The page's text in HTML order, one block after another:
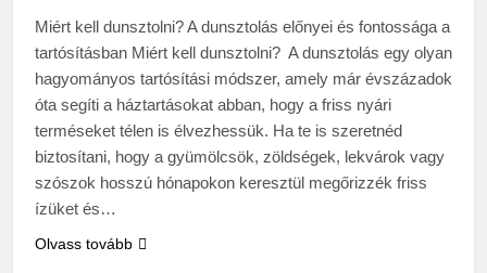
Miért kell dunsztolni? A dunsztolás előnyei és fontossága a
tartósításban Miért kell dunsztolni? A dunsztolás egy olyan
hagyományos tartósítási módszer, amely már évszázadok
óta segíti a háztartásokat abban, hogy a friss nyári
terméseket télen is élvezhessük. Ha te is szeretnéd
biztosítani, hogy a gyümölcsök, zöldségek, lekvárok vagy
szószok hosszú hónapokon keresztül megőrizzék friss
ízüket és…
Olvass tovább